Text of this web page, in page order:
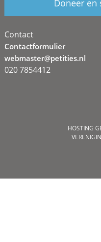
Doneer en
Contact
Contactformulier
webmaster@petities.nl
020 7854412
HOSTING